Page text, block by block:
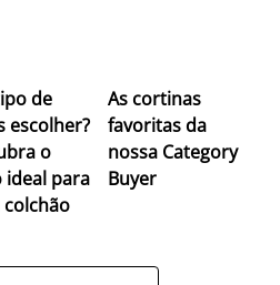
de
escolher?
o
ideal para
colchão
As cortinas
favoritas da
nossa Category
Buyer